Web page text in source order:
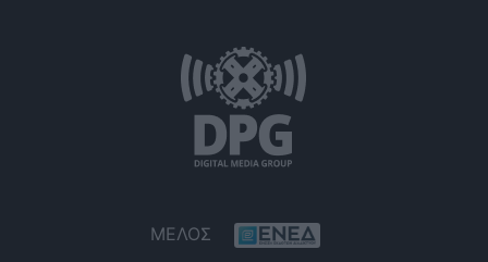
ΜΕΛΟΣ